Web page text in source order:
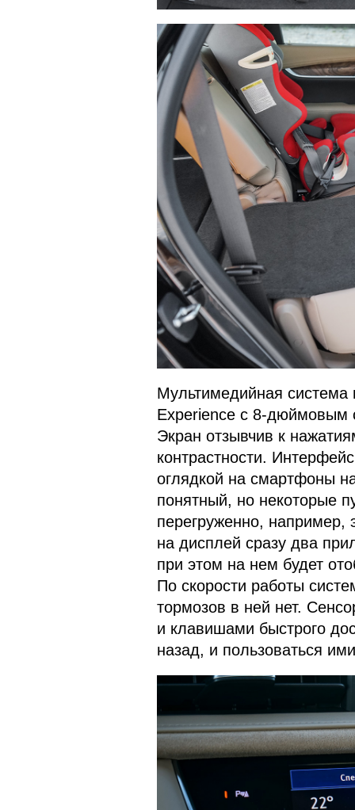
Мультимедийная система
Experience с 8-дюймовым
Экран отзывчив к
контрастности.
оглядкой на смартфоны
понятный, но некоторые
перегруженно, например,
на дисплей сразу два
при этом на нем будет
По скорости работы
тормозов в ней нет.
и клавишами быстрого
назад, и пользоваться